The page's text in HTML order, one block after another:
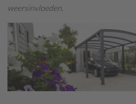
weersinvloeden.